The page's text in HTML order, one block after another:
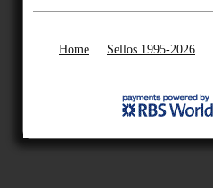
Home Sellos 1995-2026